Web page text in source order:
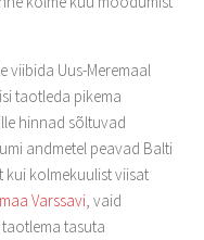
viibida Uus-Meremaal
taotleda pikema
hinnad sõltuvad
andmetel peavad Balti
kolmekuulist viisat
Varssavi, vaid
taotlema tasuta